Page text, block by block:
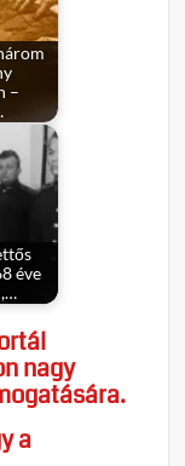
–
éve
nagy
a